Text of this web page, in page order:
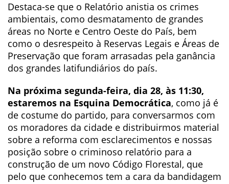
Destaca-se que o Relatório anistia os crimes
ambientais, como desmatamento de grandes
áreas no Norte e Centro Oeste do País, bem
como o desrespeito à Reservas Legais e Áreas de
Preservação que foram arrasadas pela ganância
dos grandes latifundiários do país.
Na próxima segunda-feira, dia 28, às 11:30,
estaremos na Esquina Democrática, como já é
de costume do partido, para conversarmos com
os moradores da cidade e distribuirmos material
sobre a reforma com esclarecimentos e nossas
posição sobre o criminoso relatório para a
construção de um novo Código Florestal, que
pelo que conhecemos tem a cara da bandidagem